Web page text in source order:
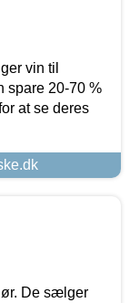
vin til
spare 20-70 %
at se deres
De sælger